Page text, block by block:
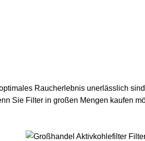
Raucherlebnis unerlässlich
Sie Filter in großen Mengen kaufen